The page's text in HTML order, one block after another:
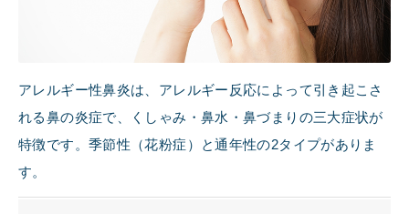
アレルギー性鼻炎は、アレルギー反応によって引き起こさ
れる鼻の炎症で、くしゃみ・鼻水・鼻づまりの三大症状が
特徴です。季節性（花粉症）と通年性の2タイプがありま
す。